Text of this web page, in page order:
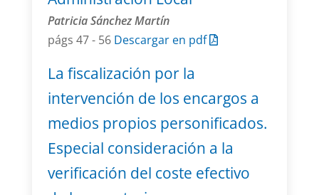
Patricia Sánchez Martín
págs 47 - 56 Descargar en pdf
La fiscalización por la
intervención de los encargos a
medios propios personificados.
Especial consideración a la
verificación del coste efectivo